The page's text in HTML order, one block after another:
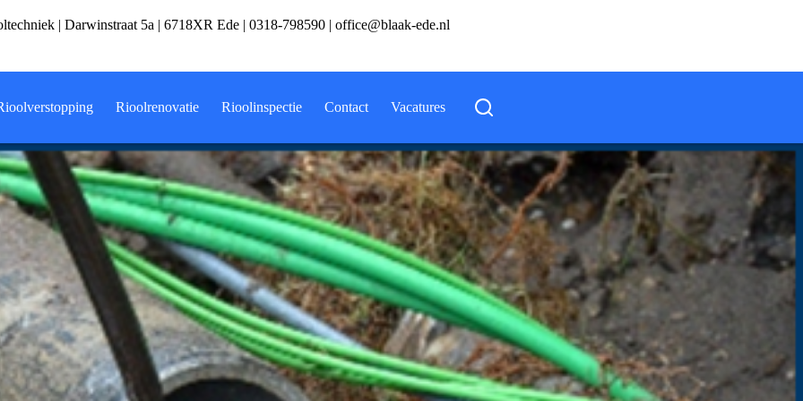
| Darwinstraat 5a | 6718XR Ede | 0318-798590 | office@blaak-ede.nl
Rioolrenovatie Rioolinspectie Contact Vacatures